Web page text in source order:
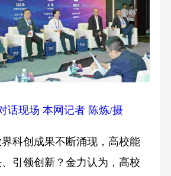
话现场 本网记者 陈炼/摄
创成果不断涌现，高校能
引领创新？金力认为，高校